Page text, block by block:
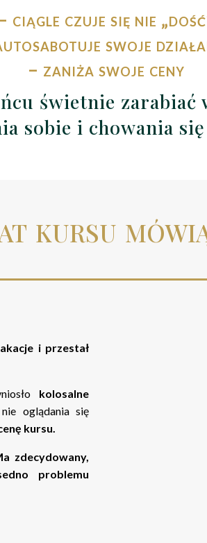
ciągle czuje się nie
swoje
– zaniża swoje ceny
świetnie zarabiać
sobie i chowania
kursu
i przestał
kolosalne
oglądania się
kursu.
zdecydowany,
problemu